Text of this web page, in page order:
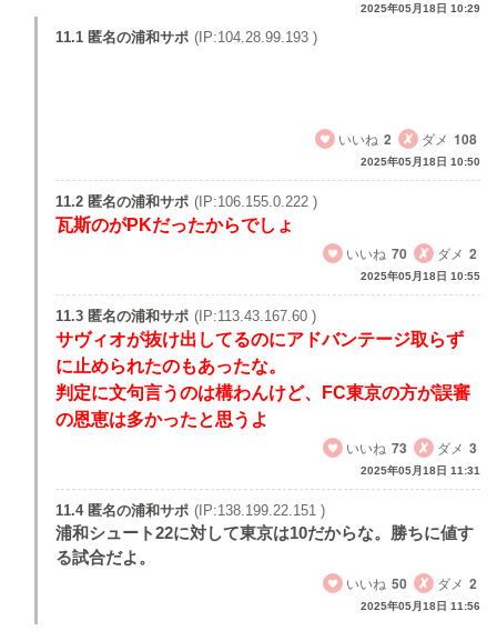
2025年05月18日 10:29
11.1 匿名の浦和サポ (IP:104.28.99.193 )
いいね 2 ダメ 108
2025年05月18日 10:50
11.2 匿名の浦和サポ (IP:106.155.0.222 )
瓦斯のがPKだったからでしょ
いいね 70 ダメ 2
2025年05月18日 10:55
11.3 匿名の浦和サポ (IP:113.43.167.60 )
サヴィオが抜け出してるのにアドバンテージ取らず
に止められたのもあったな。
判定に文句言うのは構わんけど、FC東京の方が誤審
の恩恵は多かったと思うよ
いいね 73 ダメ 3
2025年05月18日 11:31
11.4 匿名の浦和サポ (IP:138.199.22.151 )
浦和シュート22に対して東京は10だからな。勝ちに値す
る試合だよ。
いいね 50 ダメ 2
2025年05月18日 11:56